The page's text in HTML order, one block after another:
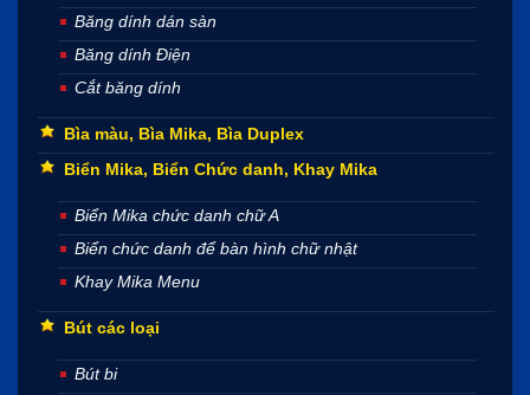
Băng dính dán sàn
Băng dính Điện
Cắt băng dính
Bìa màu, Bìa Mika, Bìa Duplex
Biển Mika, Biển Chức danh, Khay Mika
Biển Mika chức danh chữ A
Biển chức danh để bàn hình chữ nhật
Khay Mika Menu
Bút các loại
Bút bi